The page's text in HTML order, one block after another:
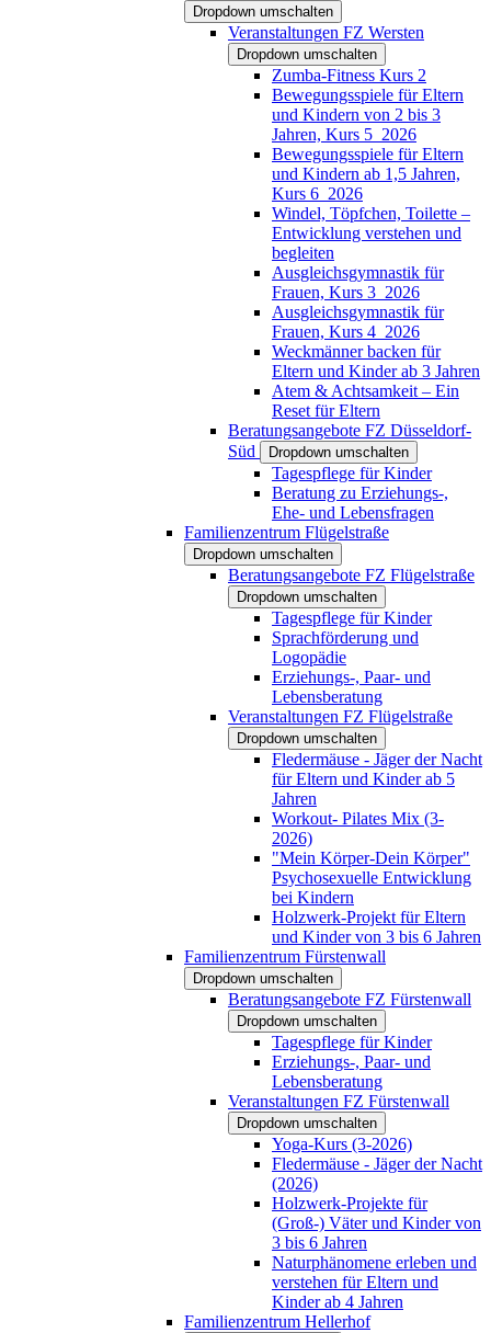
Dropdown umschalten
Veranstaltungen FZ Wersten
Dropdown umschalten
Zumba-Fitness Kurs 2
Bewegungsspiele für Eltern
und Kindern von 2 bis 3
Jahren, Kurs 5_2026
Bewegungsspiele für Eltern
und Kindern ab 1,5 Jahren,
Kurs 6_2026
Windel, Töpfchen, Toilette –
Entwicklung verstehen und
begleiten
Ausgleichsgymnastik für
Frauen, Kurs 3_2026
Ausgleichsgymnastik für
Frauen, Kurs 4_2026
Weckmänner backen für
Eltern und Kinder ab 3 Jahren
Atem & Achtsamkeit – Ein
Reset für Eltern
Beratungsangebote FZ Düsseldorf-
Süd
Dropdown umschalten
Tagespflege für Kinder
Beratung zu Erziehungs-,
Ehe- und Lebensfragen
Familienzentrum Flügelstraße
Dropdown umschalten
Beratungsangebote FZ Flügelstraße
Dropdown umschalten
Tagespflege für Kinder
Sprachförderung und
Logopädie
Erziehungs-, Paar- und
Lebensberatung
Veranstaltungen FZ Flügelstraße
Dropdown umschalten
Fledermäuse - Jäger der Nacht
für Eltern und Kinder ab 5
Jahren
Workout- Pilates Mix (3-
2026)
"Mein Körper-Dein Körper"
Psychosexuelle Entwicklung
bei Kindern
Holzwerk-Projekt für Eltern
und Kinder von 3 bis 6 Jahren
Familienzentrum Fürstenwall
Dropdown umschalten
Beratungsangebote FZ Fürstenwall
Dropdown umschalten
Tagespflege für Kinder
Erziehungs-, Paar- und
Lebensberatung
Veranstaltungen FZ Fürstenwall
Dropdown umschalten
Yoga-Kurs (3-2026)
Fledermäuse - Jäger der Nacht
(2026)
Holzwerk-Projekte für
(Groß-) Väter und Kinder von
3 bis 6 Jahren
Naturphänomene erleben und
verstehen für Eltern und
Kinder ab 4 Jahren
Familienzentrum Hellerhof